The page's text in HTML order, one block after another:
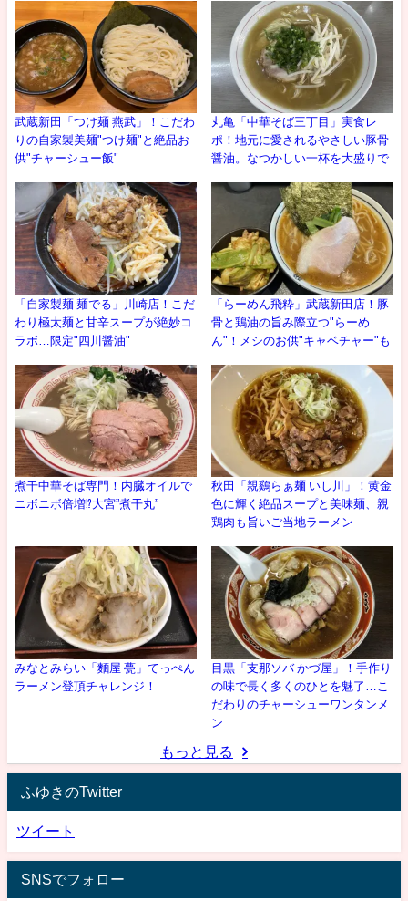
武蔵新田「つけ麺 燕武」！こだわ
りの自家製美麺"つけ麺"と絶品お
供"チャーシュー飯"
丸亀「中華そば三丁目」実食レ
ポ！地元に愛されるやさしい豚骨
醤油。なつかしい一杯を大盛りで
「自家製麺 麺でる」川崎店！こだ
わり極太麺と甘辛スープが絶妙コ
ラボ…限定"四川醤油"
「らーめん飛粋」武蔵新田店！豚
骨と鶏油の旨み際立つ"らーめ
ん"！メシのお供"キャベチャー"も
煮干中華そば専門！内臓オイルで
ニボニボ倍増⁉大宮”煮干丸”
秋田「親鷄らぁ麺 いし川」！黄金
色に輝く絶品スープと美味麺、親
鶏肉も旨いご当地ラーメン
みなとみらい「麵屋 甍」てっぺん
ラーメン登頂チャレンジ！
目黒「支那ソバ かづ屋」！手作り
の味で長く多くのひとを魅了…こ
だわりのチャーシューワンタンメ
ン
もっと見る
ふゆきのTwitter
ツイート
SNSでフォロー